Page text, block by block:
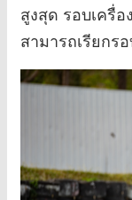
สูงสุด รอบเครื่
สามารถเรียกร